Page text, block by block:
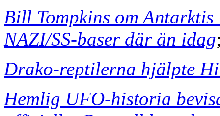
Bill Tompkins om
NAZI/SS-baser där än idag
Drako-reptilerna hjälpte
Hemlig UFO-historia